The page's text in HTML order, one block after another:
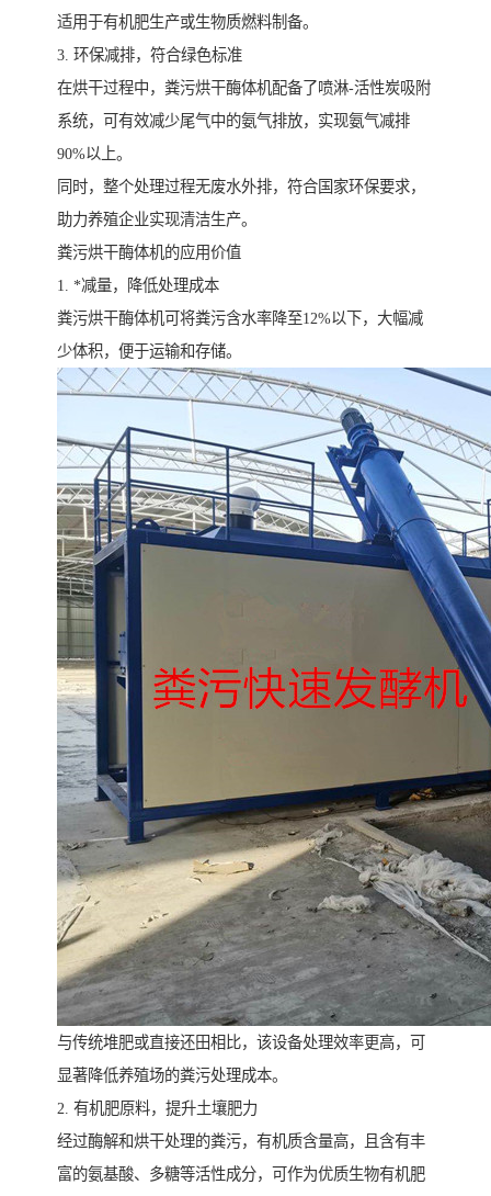
适用于有机肥生产或生物质燃料制备。
3. 环保减排，符合绿色标准
在烘干过程中，粪污烘干酶体机配备了喷淋-活性炭吸附
系统，可有效减少尾气中的氨气排放，实现氨气减排
90%以上。
同时，整个处理过程无废水外排，符合国家环保要求，
助力养殖企业实现清洁生产。
粪污烘干酶体机的应用价值
1. *减量，降低处理成本
粪污烘干酶体机可将粪污含水率降至12%以下，大幅减
少体积，便于运输和存储。
与传统堆肥或直接还田相比，该设备处理效率更高，可
显著降低养殖场的粪污处理成本。
2. 有机肥原料，提升土壤肥力
经过酶解和烘干处理的粪污，有机质含量高，且含有丰
富的氨基酸、多糖等活性成分，可作为优质生物有机肥